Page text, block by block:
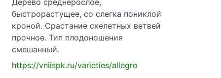
Дерево среднерослое,
быстрорастущее, со слегка пониклой
кроной. Срастание скелетных ветвей
прочное. Тип плодоношения
смешанный.
https://vniispk.ru/varieties/allegro